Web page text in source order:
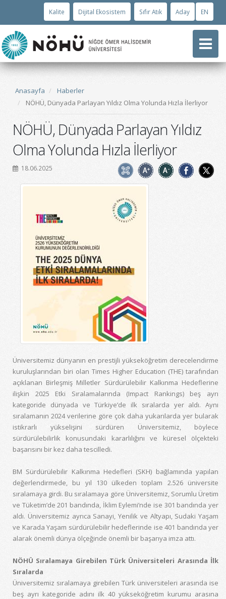
Kalite Dijital Ekosistem Sıfır Atık Aday EN
Anasayfa
Haberler
NÖHÜ, Dünyada Parlayan Yıldız Olma Yolunda Hızla İlerliyor
NÖHÜ, Dünyada Parlayan Yıldız
Olma Yolunda Hızla İlerliyor
18.06.2025
Üniversitemiz dünyanın en prestijli yükseköğretim derecelendirme
kuruluşlarından biri olan Times Higher Education (THE) tarafından
açıklanan Birleşmiş Milletler Sürdürülebilir Kalkınma Hedeflerine
ilişkin 2025 Etki Sıralamalarında (Impact Rankings) beş ayrı
kategoride dünyada ve Türkiye’de ilk sıralarda yer aldı. Aynı
sıralamanın 2024 verilerine göre çok daha yukarılarda yer bularak
istikrarlı yükselişini sürdüren Üniversitemiz, böylece
sürdürülebilirlik konusundaki kararlılığını ve küresel ölçekteki
başarısını bir kez daha tescilledi.
BM Sürdürülebilir Kalkınma Hedefleri (SKH) bağlamında yapılan
değerlendirmede, bu yıl 130 ülkeden toplam 2.526 üniversite
sıralamaya girdi. Bu sıralamaya göre Üniversitemiz, Sorumlu Üretim
ve Tüketim’de 201 bandında, İklim Eylemi’nde ise 301 bandında yer
aldı. Üniversitemiz ayrıca Sanayi, Yenilik ve Altyapı, Sudaki Yaşam
ve Karada Yaşam sürdürülebilir hedeflerinde ise 401 bandında yer
alarak önemli dünya ölçeğinde önemli bir başarıya imza attı.
NÖHÜ Sıralamaya Girebilen Türk Üniversiteleri Arasında İlk
Sıralarda
Üniversitemiz sıralamaya girebilen Türk üniversiteleri arasında ise
beş ayrı kategoride adını ilk 40 yükseköğretim kurumu arasına